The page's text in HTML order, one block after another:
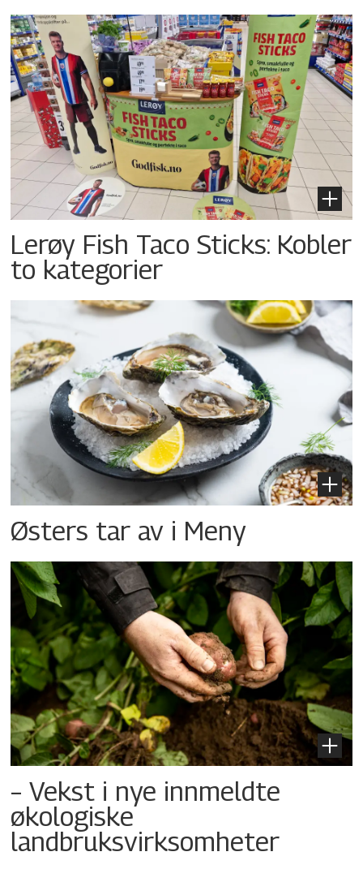
Lerøy Fish Taco Sticks: Kobler
to kategorier
Østers tar av i Meny
– Vekst i nye innmeldte
økologiske
landbruksvirksomheter